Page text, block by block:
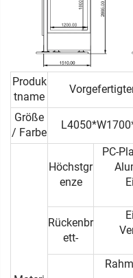
Produk
tname
Größe
/ Farbe
Höchstgr
enze
PC-
Rückenbr
ett-